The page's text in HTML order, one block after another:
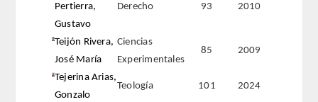
Pertierra,
Gustavo
Derecho 93 2010
Teijón Rivera,
José María
Ciencias
Experimentales
85 2009
Tejerina Arias,
Gonzalo
Teología 101 2024